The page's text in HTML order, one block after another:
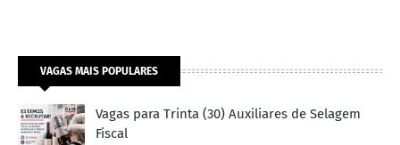
VAGAS MAIS POPULARES
Vagas para Trinta (30) Auxiliares de Selagem
Fiscal